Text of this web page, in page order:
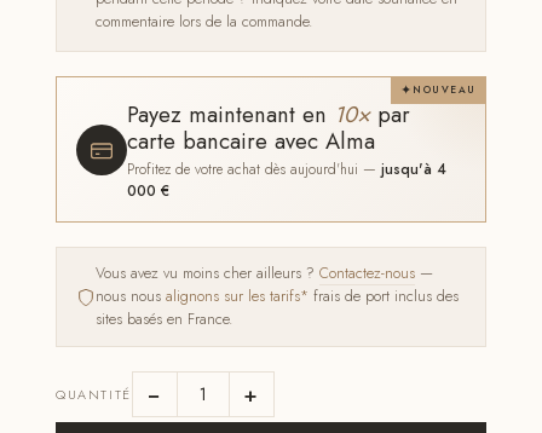
commentaire lors de la commande.
NOUVEAU
Payez maintenant en 10×par
carte bancaire avec Alma
Profitez de votre achat dès aujourd'hui —jusqu'à 4
000 €
Vous avez vu moins cher ailleurs ?Contactez-nous —
nous nousalignons sur les tarifs* frais de port inclus des
sites basés en France.
QUANTITÉ − +